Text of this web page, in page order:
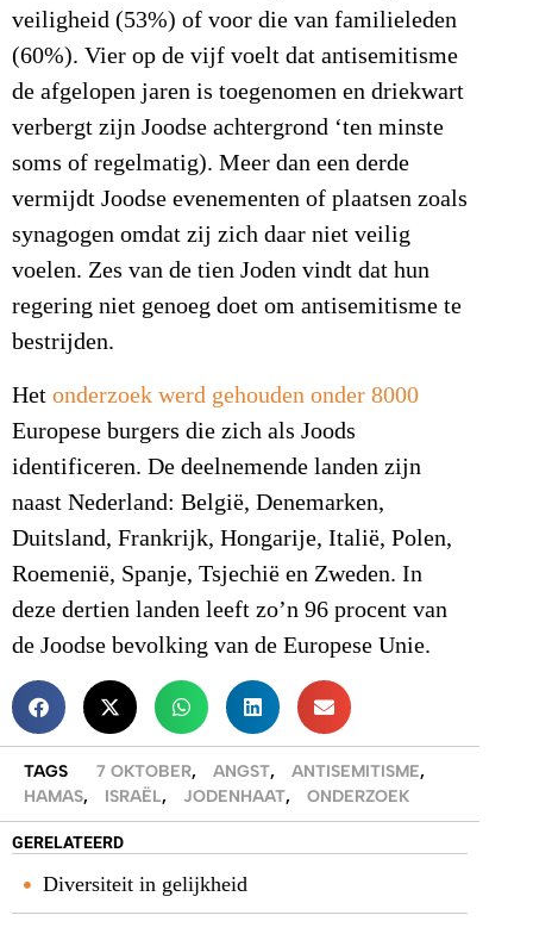
veiligheid (53%) of voor die van familieleden
(60%). Vier op de vijf voelt dat antisemitisme
de afgelopen jaren is toegenomen en driekwart
verbergt zijn Joodse achtergrond ‘ten minste
soms of regelmatig). Meer dan een derde
vermijdt Joodse evenementen of plaatsen zoals
synagogen omdat zij zich daar niet veilig
voelen. Zes van de tien Joden vindt dat hun
regering niet genoeg doet om antisemitisme te
bestrijden.
Het onderzoek werd gehouden onder 8000
Europese burgers die zich als Joods
identificeren. De deelnemende landen zijn
naast Nederland: België, Denemarken,
Duitsland, Frankrijk, Hongarije, Italië, Polen,
Roemenië, Spanje, Tsjechië en Zweden. In
deze dertien landen leeft zo’n 96 procent van
de Joodse bevolking van de Europese Unie.
TAGS 7 OKTOBER, ANGST, ANTISEMITISME,
HAMAS, ISRAËL, JODENHAAT, ONDERZOEK
GERELATEERD
Diversiteit in gelijkheid